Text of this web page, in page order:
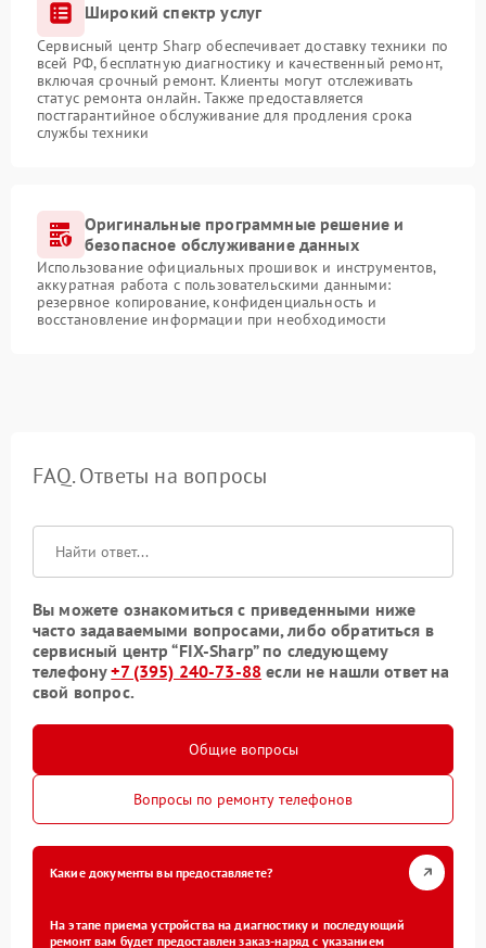
Широкий спектр услуг
Сервисный центр Sharp обеспечивает доставку техники по
всей РФ, бесплатную диагностику и качественный ремонт,
включая срочный ремонт. Клиенты могут отслеживать
статус ремонта онлайн. Также предоставляется
постгарантийное обслуживание для продления срока
службы техники
Оригинальные программные решение и
безопасное обслуживание данных
Использование официальных прошивок и инструментов,
аккуратная работа с пользовательскими данными:
резервное копирование, конфиденциальность и
восстановление информации при необходимости
FAQ. Ответы на вопросы
Вы можете ознакомиться с приведенными ниже
часто задаваемыми вопросами, либо обратиться в
сервисный центр “FIX-Sharp” по следующему
телефону+7 (395) 240-73-88 если не нашли ответ на
свой вопрос.
Общие вопросы
Вопросы по ремонту телефонов
Какие документы вы предоставляете?
На этапе приема устройства на диагностику и последующий
ремонт вам будет предоставлен заказ-наряд с указанием